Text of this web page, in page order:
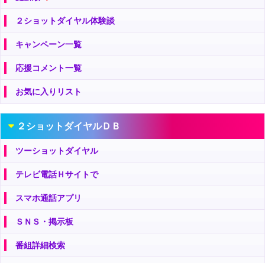
２ショットダイヤル体験談
キャンペーン一覧
応援コメント一覧
お気に入りリスト
２ショットダイヤルＤＢ
ツーショットダイヤル
テレビ電話Ｈサイトで
スマホ通話アプリ
ＳＮＳ・掲示板
番組詳細検索